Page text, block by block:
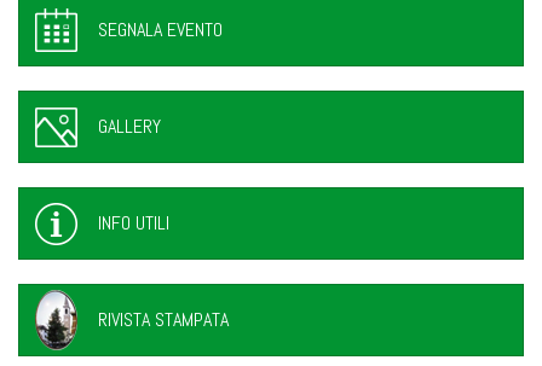
SEGNALA EVENTO
GALLERY
INFO UTILI
RIVISTA STAMPATA